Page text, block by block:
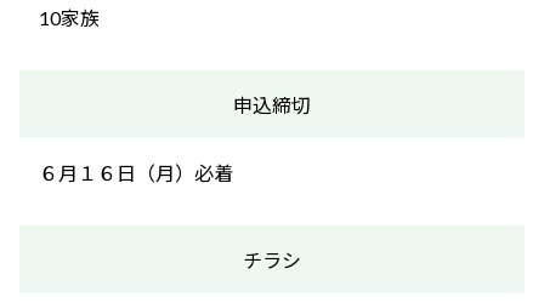
10家族
申込締切
６月１６日（月）必着
チラシ